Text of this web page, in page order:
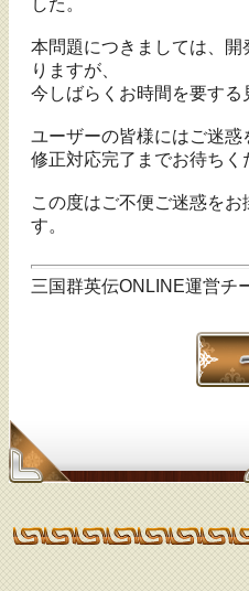
した。
本問題につきましては、
りますが、
今しばらくお時間を要す
ユーザーの皆様にはご迷
修正対応完了までお待ち
この度はご不便ご迷惑を
す。
三国群英伝ONLINE運営チ